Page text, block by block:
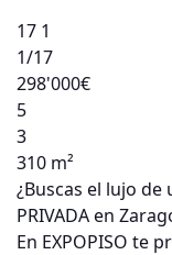
17 1
1/17
298'000€
5
3
310 m²
¿Buscas el lujo de
PRIVADA en
En EXPOPISO te